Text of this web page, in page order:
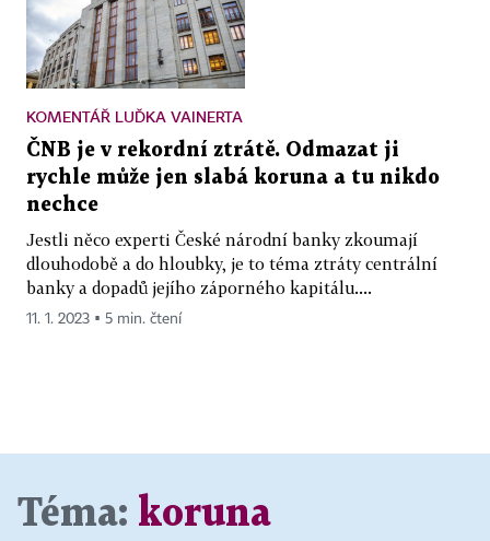
KOMENTÁŘ LUĎKA VAINERTA
ČNB je v rekordní ztrátě. Odmazat ji
rychle může jen slabá koruna a tu nikdo
nechce
Jestli něco experti České národní banky zkoumají
dlouhodobě a do hloubky, je to téma ztráty centrální
banky a dopadů jejího záporného kapitálu....
11. 1. 2023 ▪ 5 min. čtení
Téma: koruna